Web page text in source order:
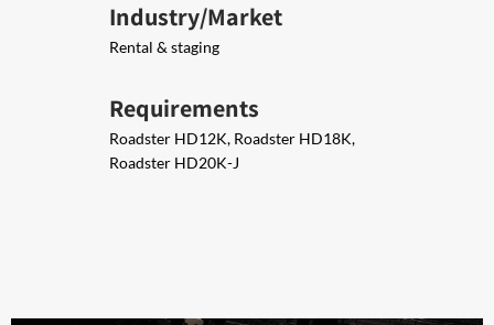
Industry/Market
Rental & staging
Requirements
Roadster HD12K, Roadster HD18K,
Roadster HD20K-J